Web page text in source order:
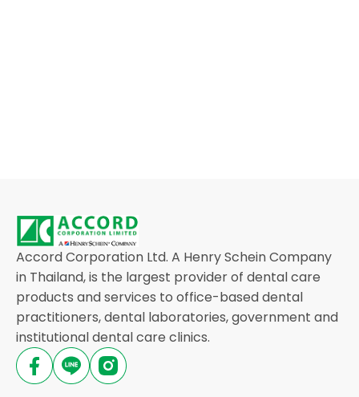
Accord Corporation Ltd. A Henry Schein Company
in Thailand, is the largest provider of dental care
products and services to office-based dental
practitioners, dental laboratories, government and
institutional dental care clinics.